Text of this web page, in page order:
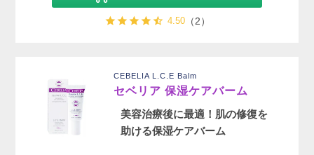
4.50（2）
CEBELIA L.C.E Balm
セベリア 保湿ケアバーム
美容治療後に最適！肌の修復を
助ける保湿ケアバーム